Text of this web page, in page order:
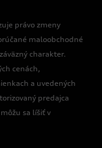
právo zmeny
maloobchodné
charakter.
cenách,
a uvedených
predajca
sa líšiť v